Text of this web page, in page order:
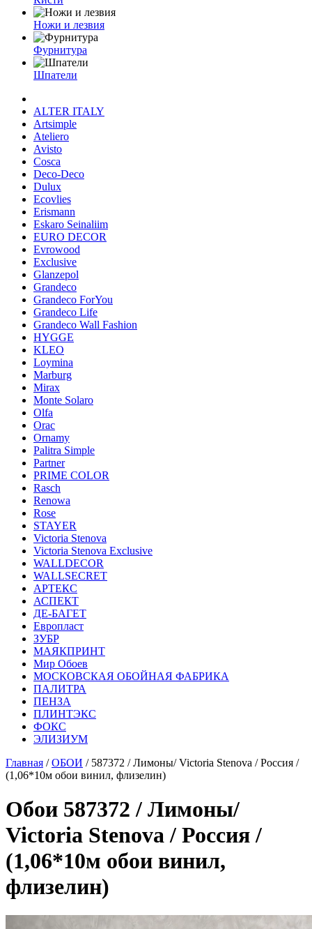
Ножи и лезвия
Фурнитура
Шпатели
ALTER ITALY
Artsimple
Ateliero
Avisto
Cosca
Deco-Deco
Dulux
Ecovlies
Erismann
Eskaro Seinaliim
EURO DECOR
Evrowood
Exclusive
Glanzepol
Grandeco
Grandeco ForYou
Grandeco Life
Grandeco Wall Fashion
HYGGE
KLEO
Loymina
Marburg
Mirax
Monte Solaro
Olfa
Orac
Ornamy
Palitra Simple
Partner
PRIME COLOR
Rasch
Renowa
Rose
STAYER
Victoria Stenova
Victoria Stenova Exclusive
WALLDECOR
WALLSECRET
АРТЕКС
АСПЕКТ
ДЕ-БАГЕТ
Европласт
ЗУБР
МАЯКПРИНТ
Мир Обоев
МОСКОВСКАЯ ОБОЙНАЯ ФАБРИКА
ПАЛИТРА
ПЕНЗА
ПЛИНТЭКС
ФОКС
ЭЛИЗИУМ
Главная /ОБОИ / 587372 / Лимоны/ Victoria Stenova / Россия /
(1,06*10м обои винил, флизелин)
Обои 587372 / Лимоны/
Victoria Stenova / Россия /
(1,06*10м обои винил,
флизелин)